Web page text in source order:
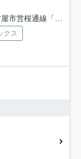
桜通線「丸の内」駅 徒歩4分
クス